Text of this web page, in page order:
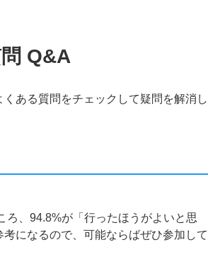
Q&A
ある質問をチェックして疑問を解消し
ろ、94.8%が「行ったほうがよいと思
になるので、可能ならばぜひ参加して